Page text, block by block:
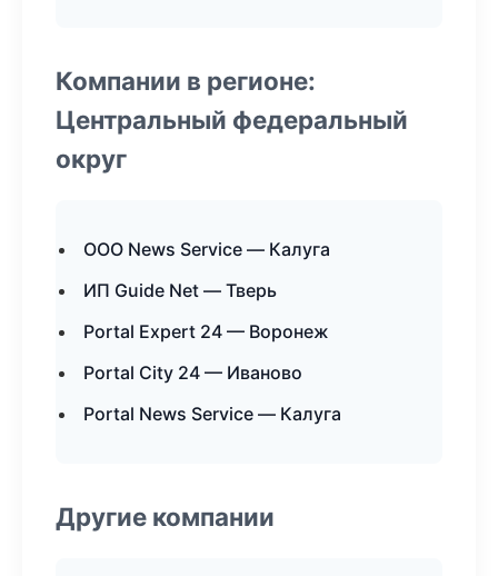
Компании в регионе:
Центральный федеральный
округ
ООО News Service — Калуга
ИП Guide Net — Тверь
Portal Expert 24 — Воронеж
Portal City 24 — Иваново
Portal News Service — Калуга
Другие компании